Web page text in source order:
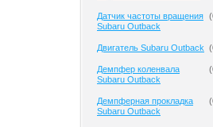
Датчик частоты вращения
Subaru Outback
(
Двигатель Subaru Outback (
Демпфер коленвала
Subaru Outback
(
Демпферная прокладка
Subaru Outback
(